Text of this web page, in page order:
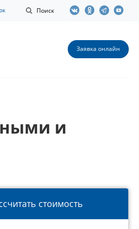
Поиск
Заявка онлайн
и
стоимость